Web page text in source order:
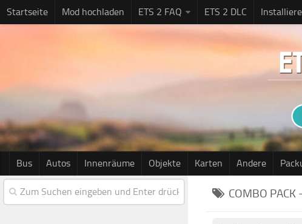
Startseite Mod hochladen ETS 2 FAQ ETS 2 DLC
Bus Autos Innenräume Objekte Karten Andere
COMBO PACK